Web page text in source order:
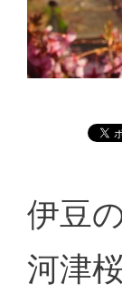
伊豆
河津